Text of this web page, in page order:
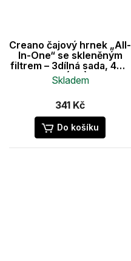
Creano čajový hrnek „All-
In-One“ se skleněným
filtrem – 3dílná sada, 400
ml (1ks)
hodnocení
produktu
je
Skladem
341 Kč
Do košíku